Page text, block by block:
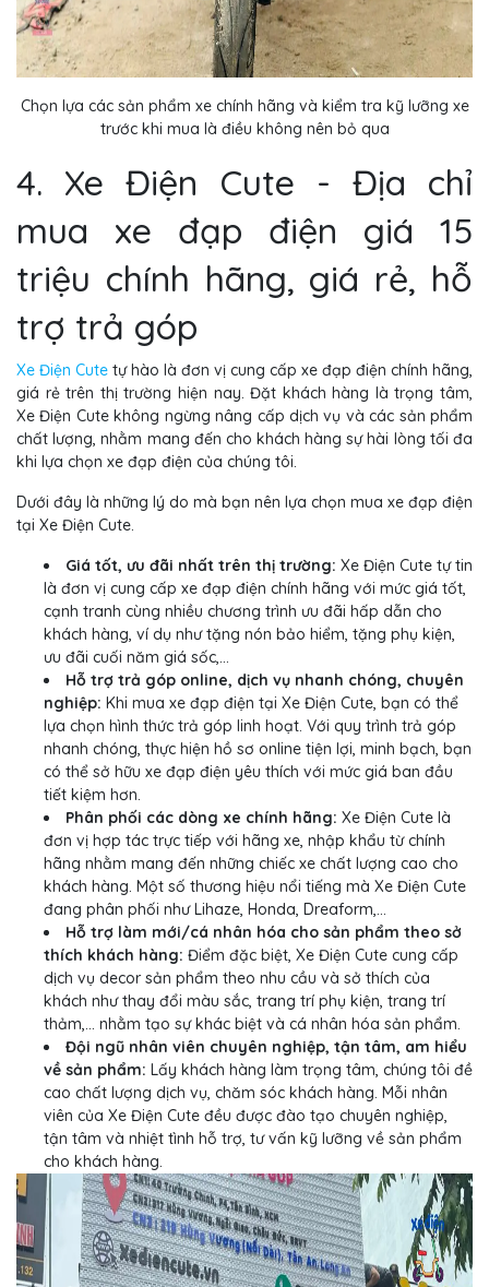
Chọn lựa các sản phẩm xe chính hãng và kiểm tra kỹ lưỡng xe
trước khi mua là điều không nên bỏ qua
4. Xe Điện Cute - Địa chỉ
mua xe đạp điện giá 15
triệu chính hãng, giá rẻ, hỗ
trợ trả góp
Xe Điện Cute tự hào là đơn vị cung cấp xe đạp điện chính hãng,
giá rẻ trên thị trường hiện nay. Đặt khách hàng là trọng tâm,
Xe Điện Cute không ngừng nâng cấp dịch vụ và các sản phẩm
chất lượng, nhằm mang đến cho khách hàng sự hài lòng tối đa
khi lựa chọn xe đạp điện của chúng tôi.
Dưới đây là những lý do mà bạn nên lựa chọn mua xe đạp điện
tại Xe Điện Cute.
Giá tốt, ưu đãi nhất trên thị trường: Xe Điện Cute tự tin
là đơn vị cung cấp xe đạp điện chính hãng với mức giá tốt,
cạnh tranh cùng nhiều chương trình ưu đãi hấp dẫn cho
khách hàng, ví dụ như tặng nón bảo hiểm, tặng phụ kiện,
ưu đãi cuối năm giá sốc,...
Hỗ trợ trả góp online, dịch vụ nhanh chóng, chuyên
nghiệp: Khi mua xe đạp điện tại Xe Điện Cute, bạn có thể
lựa chọn hình thức trả góp linh hoạt. Với quy trình trả góp
nhanh chóng, thực hiện hồ sơ online tiện lợi, minh bạch, bạn
có thể sở hữu xe đạp điện yêu thích với mức giá ban đầu
tiết kiệm hơn.
Phân phối các dòng xe chính hãng: Xe Điện Cute là
đơn vị hợp tác trực tiếp với hãng xe, nhập khẩu từ chính
hãng nhằm mang đến những chiếc xe chất lượng cao cho
khách hàng. Một số thương hiệu nổi tiếng mà Xe Điện Cute
đang phân phối như Lihaze, Honda, Dreaform,...
Hỗ trợ làm mới/cá nhân hóa cho sản phẩm theo sở
thích khách hàng: Điểm đặc biệt, Xe Điện Cute cung cấp
dịch vụ decor sản phẩm theo nhu cầu và sở thích của
khách như thay đổi màu sắc, trang trí phụ kiện, trang trí
thảm,... nhằm tạo sự khác biệt và cá nhân hóa sản phẩm.
Đội ngũ nhân viên chuyên nghiệp, tận tâm, am hiểu
về sản phẩm: Lấy khách hàng làm trọng tâm, chúng tôi đề
cao chất lượng dịch vụ, chăm sóc khách hàng. Mỗi nhân
viên của Xe Điện Cute đều được đào tạo chuyên nghiệp,
tận tâm và nhiệt tình hỗ trợ, tư vấn kỹ lưỡng về sản phẩm
cho khách hàng.